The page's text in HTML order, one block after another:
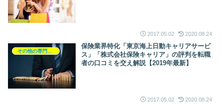
2017.05.02 2020.08.24
保険業界特化「東京海上日動キャリアサービ
ス」「株式会社保険キャリア」の評判を転職
者の口コミを交え解説【2019年最新】
2017.05.02 2020.08.24